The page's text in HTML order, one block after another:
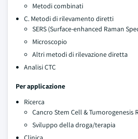
Metodi combinati
C. Metodi di rilevamento diretti
SERS (Surface-enhanced Raman
Microscopio
Altri metodi di rilevazione diretta
Analisi CTC
Per applicazione
Ricerca
Cancro Stem Cell & Tumorogenesis
Sviluppo della droga/terapia